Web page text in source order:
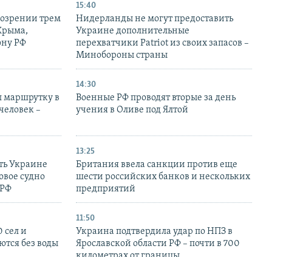
трем
РФ
15:40
Нидерланды не могут предоставить
Украине дополнительные
перехватчики Patriot из своих запасов –
Минобороны страны
маршрутку в
–
14:30
Военные РФ проводят вторые за день
учения в Оливе под Ялтой
Украине
судно
13:25
Британия ввела санкции против еще
шести российских банков и нескольких
предприятий
сел и
без воды
11:50
Украина подтвердила удар по НПЗ в
Ярославской области РФ – почти в 700